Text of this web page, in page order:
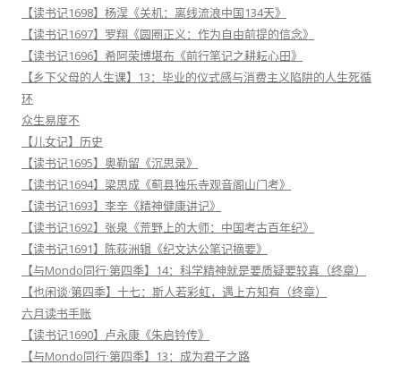
【读书记1698】杨淏《关机：离线流浪中国134天》
【读书记1697】罗翔《圆圈正义：作为自由前提的信念》
【读书记1696】希阿荣博堪布《前行笔记之耕耘心田》
【乡下父母的人生课】13：毕业的仪式感与消费主义陷阱的人生死循
环
众生易度不
【儿女记】历史
【读书记1695】奥勒留《沉思录》
【读书记1694】梁思成《蓟县独乐寺观音阁山门考》
【读书记1693】李辛《精神健康讲记》
【读书记1692】张泉《荒野上的大师：中国考古百年纪》
【读书记1691】陈荻洲辑《纪文达公笔记摘要》
【与Mondo同行·第四季】14：科学精神就是要质疑要较真（终章）
【也闲谈·第四季】十七：斯人若彩虹，遇上方知有（终章）
六月读书手账
【读书记1690】卢永康《朱启钤传》
【与Mondo同行·第四季】13：成为君子之路